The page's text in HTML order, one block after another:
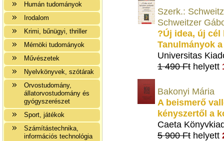
Humán tudományok
Irodalom
Krimi, bűnügyi, thriller
Mérnöki tudományok
Művészetek
Nyelvkönyvek, szótárak
Orvostudomány,
állatorvostudomány és
gyógyszerészet
Sport, játékok
Számítástechnika,
információs technológia
Szerk.:
Schweitzer
?Új idea, új
Tanulmányok
Universitas
1 490 Ft helyett
Bakonyi Mária
A beismerő
kényszertől a
Caeta
5 900 Ft helyett